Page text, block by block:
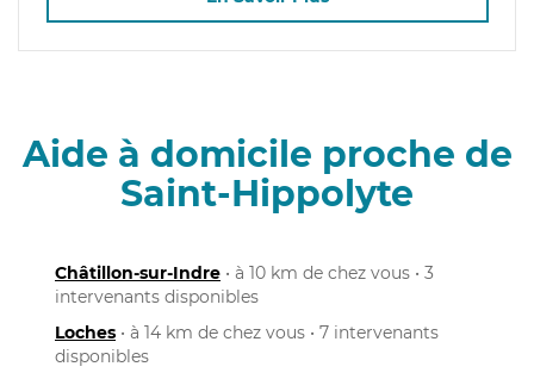
Aide à domicile proche de
Saint-Hippolyte
Châtillon-sur-Indre • à 10 km de chez vous • 3
intervenants disponibles
Loches • à 14 km de chez vous • 7 intervenants
disponibles